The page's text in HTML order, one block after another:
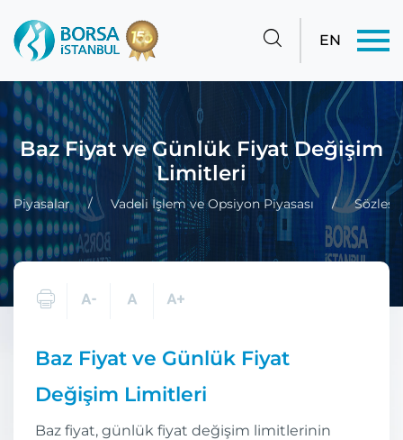
EN
Baz Fiyat ve Günlük Fiyat Değişim
Limitleri
Piyasalar Vadeli İşlem ve Opsiyon Piyasası
Baz Fiyat ve Günlük Fiyat
Değişim Limitleri
Baz fiyat, günlük fiyat değişim limitlerinin